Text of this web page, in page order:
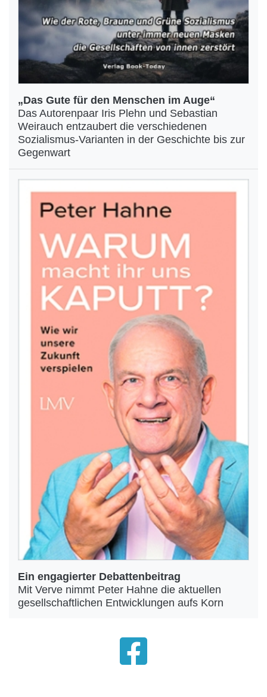
„Das Gute für den Menschen im Auge“
Das Autorenpaar Iris Plehn und Sebastian
Weirauch entzaubert die verschiedenen
Sozialismus-Varianten in der Geschichte bis zur
Gegenwart
Ein engagierter Debattenbeitrag
Mit Verve nimmt Peter Hahne die aktuellen
gesellschaftlichen Entwicklungen aufs Korn